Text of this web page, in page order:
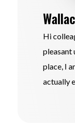
Hi
pleasant
place, I
actually